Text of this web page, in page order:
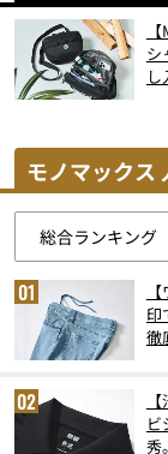
シ
モノマックス
印
徹
秀